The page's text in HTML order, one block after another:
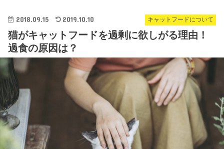
キャットフードについて
2018.09.15 2019.10.10
猫がキャットフードを過剰に欲しがる理由！
過食の原因は？